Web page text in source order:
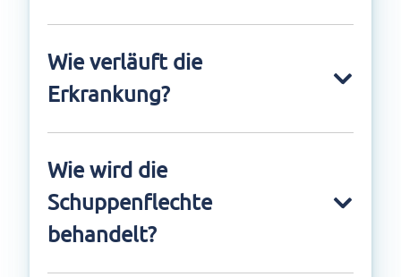
Wie verläuft die
Erkrankung?
Wie wird die
Schuppenflechte
behandelt?